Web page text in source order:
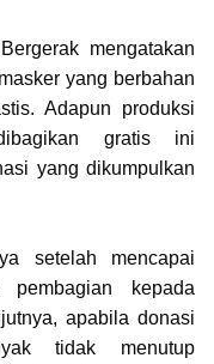
mengatakan
yang berbahan
Adapun produksi
gratis ini
yang dikumpulkan
setelah mencapai
kepada
apabila donasi
tidak menutup